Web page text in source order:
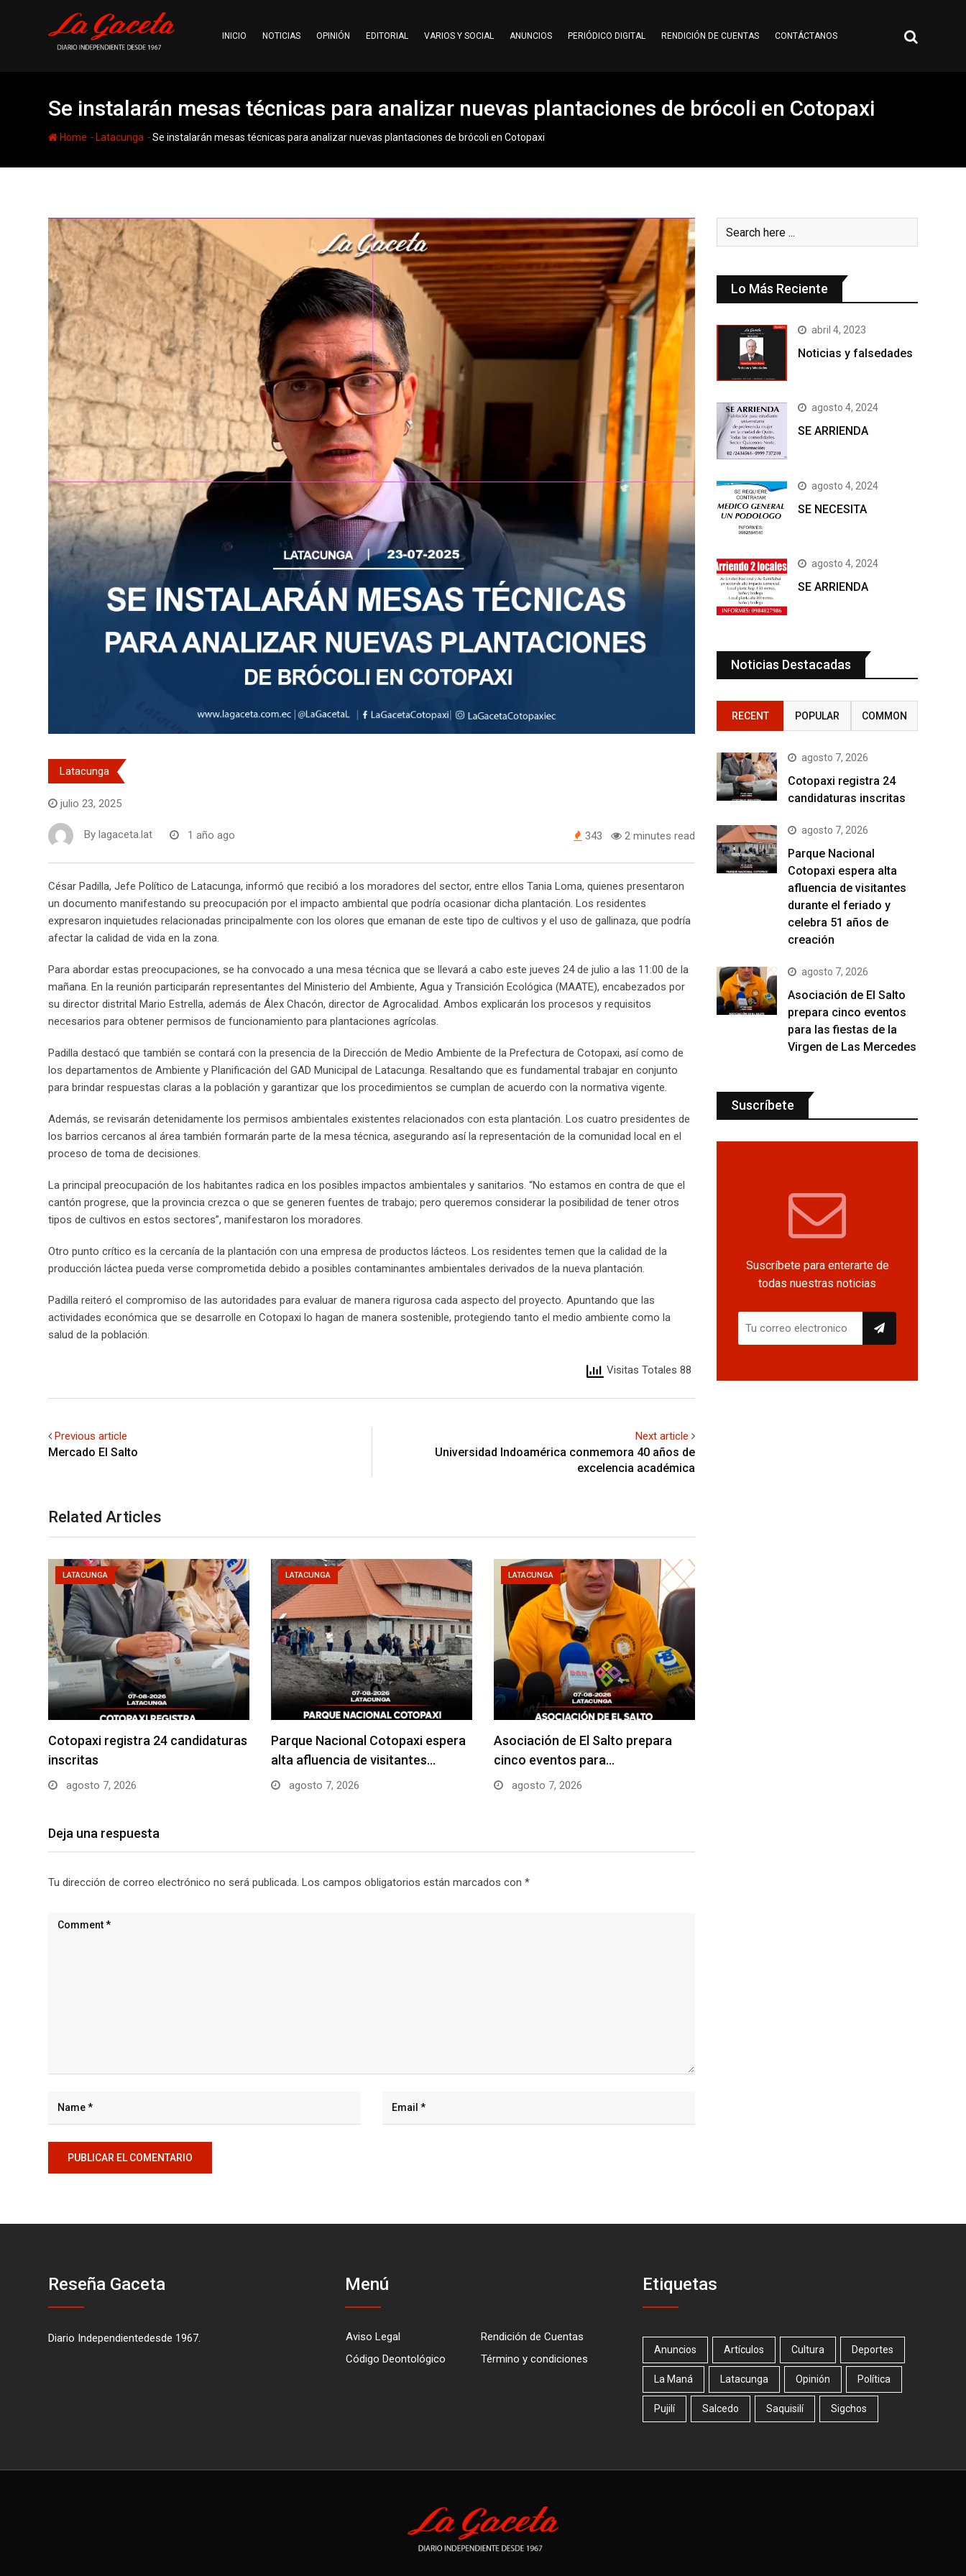
INICIO NOTICIAS OPINIÓN EDITORIAL VARIOS Y SOCIAL ANUNCIOS PERIÓDICO DIGITAL RENDICIÓN DE CUENTAS CONTÁCTANOS
Se instalarán mesas técnicas para analizar nuevas plantaciones de brócoli en Cotopaxi
Home - Latacunga -Se instalarán mesas técnicas para analizar nuevas plantaciones de brócoli en Cotopaxi
Latacunga
julio 23, 2025
By lagaceta.lat 1 año ago 343 2 minutes read
César Padilla, Jefe Político de Latacunga, informó que recibió a los moradores del sector, entre ellos Tania Loma, quienes presentaron
un documento manifestando su preocupación por el impacto ambiental que podría ocasionar dicha plantación. Los residentes
expresaron inquietudes relacionadas principalmente con los olores que emanan de este tipo de cultivos y el uso de gallinaza, que podría
afectar la calidad de vida en la zona.
Para abordar estas preocupaciones, se ha convocado a una mesa técnica que se llevará a cabo este jueves 24 de julio a las 11:00 de la
mañana. En la reunión participarán representantes del Ministerio del Ambiente, Agua y Transición Ecológica (MAATE), encabezados por
su director distrital Mario Estrella, además de Álex Chacón, director de Agrocalidad. Ambos explicarán los procesos y requisitos
necesarios para obtener permisos de funcionamiento para plantaciones agrícolas.
Padilla destacó que también se contará con la presencia de la Dirección de Medio Ambiente de la Prefectura de Cotopaxi, así como de
los departamentos de Ambiente y Planificación del GAD Municipal de Latacunga. Resaltando que es fundamental trabajar en conjunto
para brindar respuestas claras a la población y garantizar que los procedimientos se cumplan de acuerdo con la normativa vigente.
Además, se revisarán detenidamente los permisos ambientales existentes relacionados con esta plantación. Los cuatro presidentes de
los barrios cercanos al área también formarán parte de la mesa técnica, asegurando así la representación de la comunidad local en el
proceso de toma de decisiones.
La principal preocupación de los habitantes radica en los posibles impactos ambientales y sanitarios. “No estamos en contra de que el
cantón progrese, que la provincia crezca o que se generen fuentes de trabajo; pero queremos considerar la posibilidad de tener otros
tipos de cultivos en estos sectores”, manifestaron los moradores.
Otro punto crítico es la cercanía de la plantación con una empresa de productos lácteos. Los residentes temen que la calidad de la
producción láctea pueda verse comprometida debido a posibles contaminantes ambientales derivados de la nueva plantación.
Padilla reiteró el compromiso de las autoridades para evaluar de manera rigurosa cada aspecto del proyecto. Apuntando que las
actividades económica que se desarrolle en Cotopaxi lo hagan de manera sostenible, protegiendo tanto el medio ambiente como la
salud de la población.
Visitas Totales 88
Previous article
Mercado El Salto
Next article
Universidad Indoamérica conmemora 40 años de
excelencia académica
Related Articles
LATACUNGA
Cotopaxi registra 24 candidaturas
inscritas
agosto 7, 2026
LATACUNGA
Parque Nacional Cotopaxi espera
alta afluencia de visitantes…
agosto 7, 2026
LATACUNGA
Asociación de El Salto prepara
cinco eventos para…
agosto 7, 2026
Deja una respuesta
Tu dirección de correo electrónico no será publicada. Los campos obligatorios están marcados con *
Lo Más Reciente
abril 4, 2023
Noticias y falsedades
agosto 4, 2024
SE ARRIENDA
agosto 4, 2024
SE NECESITA
agosto 4, 2024
SE ARRIENDA
Noticias Destacadas
RECENT POPULAR COMMON
agosto 7, 2026
Cotopaxi registra 24
candidaturas inscritas
agosto 7, 2026
Parque Nacional
Cotopaxi espera alta
afluencia de visitantes
durante el feriado y
celebra 51 años de
creación
agosto 7, 2026
Asociación de El Salto
prepara cinco eventos
para las fiestas de la
Virgen de Las Mercedes
Suscríbete
Suscríbete para enterarte de
todas nuestras noticias
Reseña Gaceta
Diario Independientedesde 1967.
Menú
Aviso Legal
Rendición de Cuentas
Código Deontológico
Término y condiciones
Etiquetas
Anuncios Artículos Cultura Deportes
La Maná Latacunga Opinión Política
Pujilí Salcedo Saquisilí Sigchos